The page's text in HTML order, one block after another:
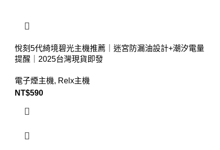
悅刻5代綺境碧光主機推薦｜迷宮防漏油設計+潮汐電量
提醒｜2025台灣現貨即發
電子煙主機, Relx主機
NT$590